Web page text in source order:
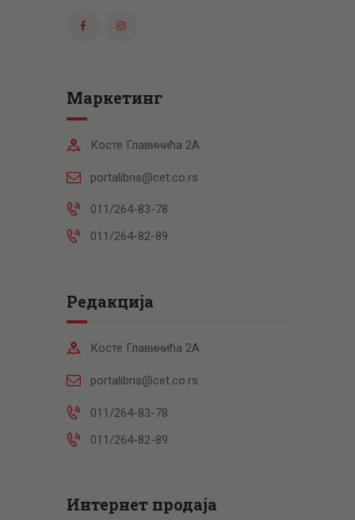
Маркетинг
Косте Главинића 2А
portalibris@cet.co.rs
011/264-83-78
011/264-82-89
Редакција
Косте Главинића 2А
portalibris@cet.co.rs
011/264-83-78
011/264-82-89
Интернет продаја